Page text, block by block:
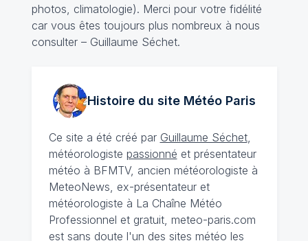
photos, climatologie). Merci pour votre fidélité
car vous êtes toujours plus nombreux à nous
consulter – Guillaume Séchet.
Histoire du site MétéoParis
Ce site a été créé par Guillaume Séchet,
météorologiste passionné et présentateur
météo à BFMTV, ancien météorologiste à
MeteoNews, ex-présentateur et
météorologiste à La Chaîne Météo
Professionnel et gratuit, meteo-paris.com
est sans doute l'un des sites météo les